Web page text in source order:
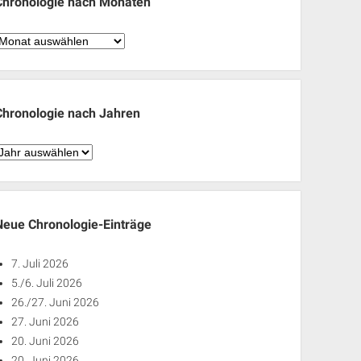
Chronologie
nach Jahren
Chronologie-Einträge
7. Juli 2026
5./6. Juli 2026
26./27. Juni 2026
27. Juni 2026
20. Juni 2026